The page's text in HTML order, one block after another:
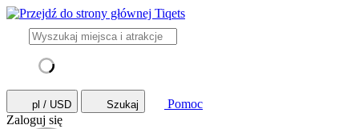
pl / USD Szukaj
Pomoc
Zaloguj się